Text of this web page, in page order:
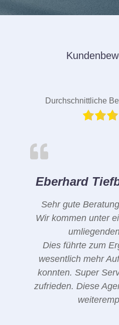
Durchschnittliche
Eberhard
Sehr gute
Wir kommen unter
Dies führte zum
wesentlich mehr
konnten. Super
zufrieden. Diese